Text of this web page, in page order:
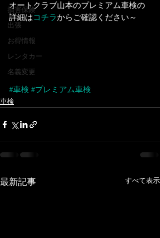
損害保険
出張
お得情報
レンタカー
名義変更
オートクラブ山本のプレミアム車検の
詳細はコチラからご確認ください～
#車検 #プレミアム車検
車検
最新記事 すべて表示